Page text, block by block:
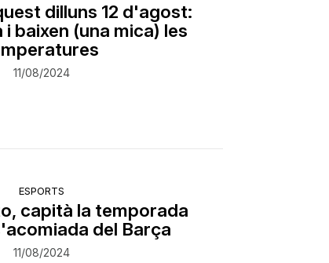
dilluns 12 d'agost:
baixen (una mica) les
11/08/2024
ESPORTS
capità la temporada
del Barça
11/08/2024